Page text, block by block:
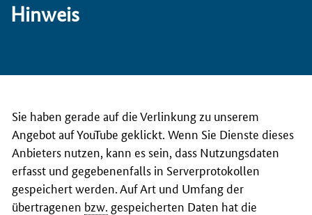
Hin­weis
Sie haben gerade auf die Verlinkung zu unserem
Angebot auf YouTube geklickt. Wenn Sie Dienste dieses
Anbieters nutzen, kann es sein, dass Nutzungsdaten
erfasst und gegebenenfalls in Serverprotokollen
gespeichert werden. Auf Art und Umfang der
übertragenen bzw. gespeicherten Daten hat die